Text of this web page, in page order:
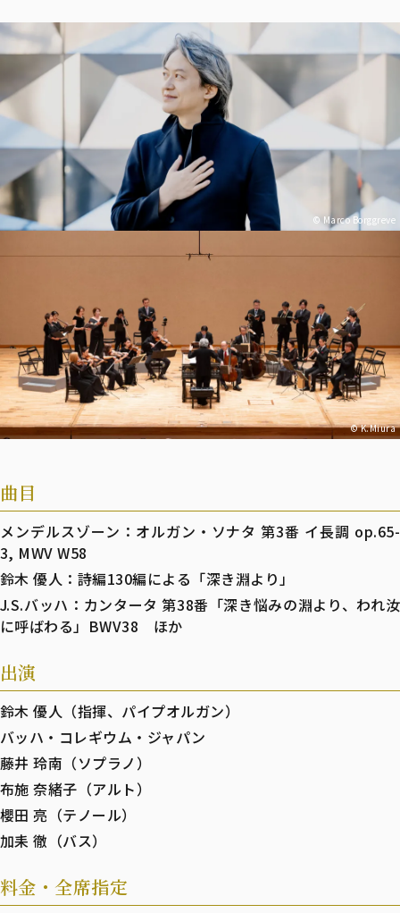
© Marco Borggreve
© K.Miura
曲目
メンデルスゾーン：オルガン・ソナタ 第3番 イ長調 op.65-
3, MWV W58
鈴木 優人：詩編130編による「深き淵より」
J.S.バッハ：カンタータ 第38番「深き悩みの淵より、われ汝
に呼ばわる」BWV38 ほか
出演
鈴木 優人（指揮、パイプオルガン）
バッハ・コレギウム・ジャパン
藤井 玲南（ソプラノ）
布施 奈緒子（アルト）
櫻田 亮（テノール）
加耒 徹（バス）
料金・全席指定